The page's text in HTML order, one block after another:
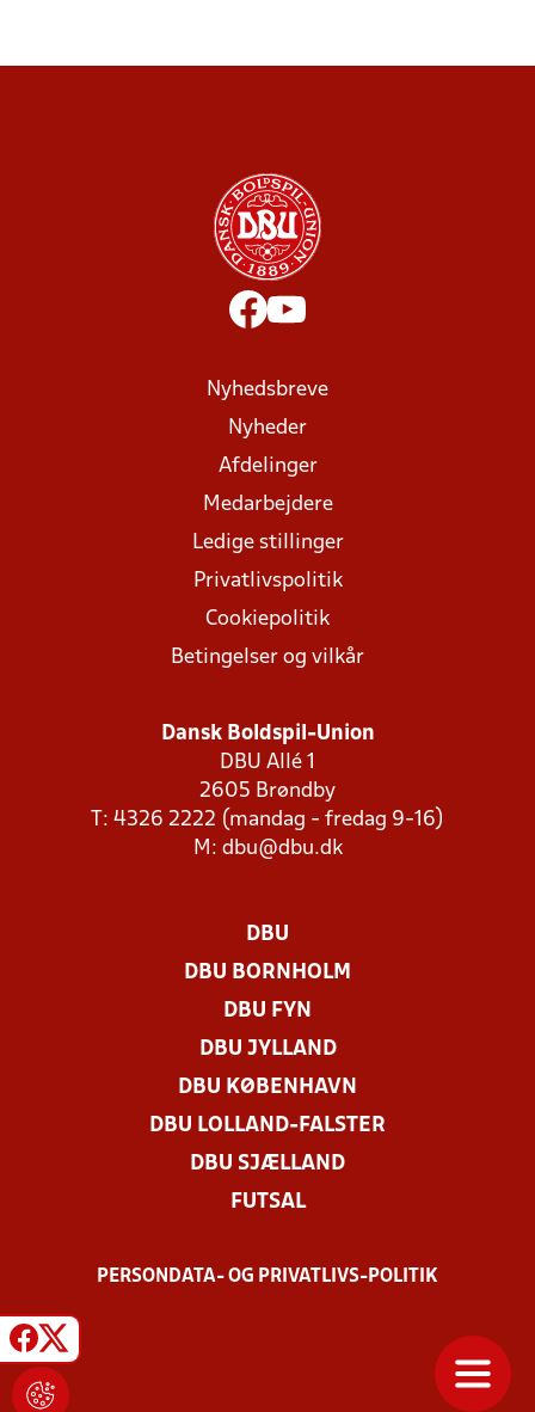
Nyhedsbreve
Nyheder
Afdelinger
Medarbejdere
Ledige stillinger
Privatlivspolitik
Cookiepolitik
Betingelser og vilkår
Dansk Boldspil-Union
DBU Allé 1
2605 Brøndby
T: 4326 2222 (mandag - fredag 9-16)
M: dbu@dbu.dk
DBU
DBU BORNHOLM
DBU FYN
DBU JYLLAND
DBU KØBENHAVN
DBU LOLLAND-FALSTER
DBU SJÆLLAND
FUTSAL
PERSONDATA- OG PRIVATLIVS-POLITIK